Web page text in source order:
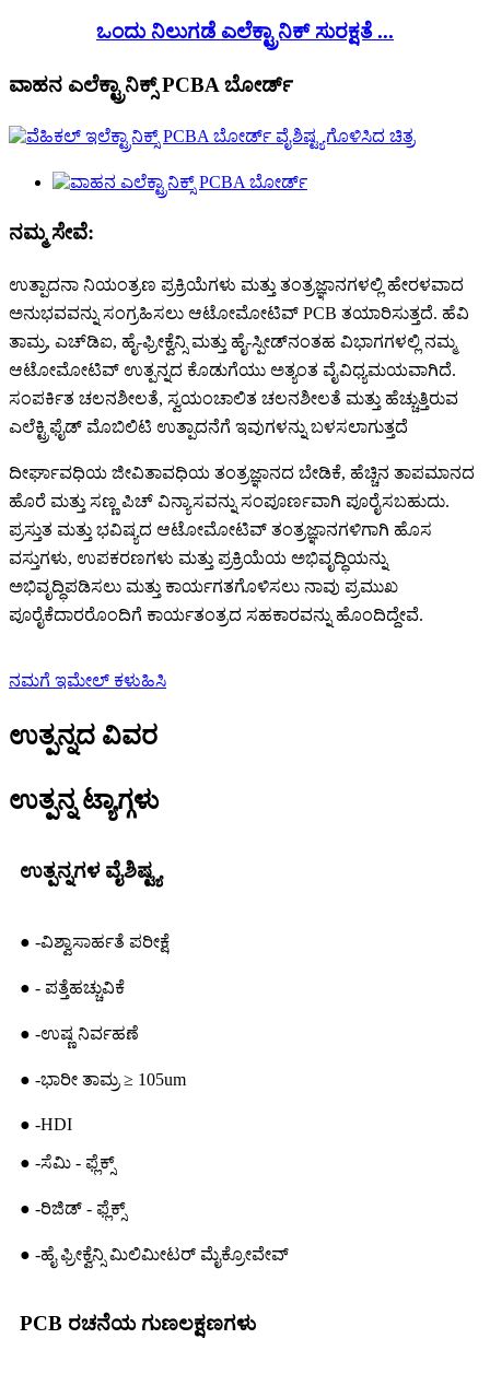
ಒಂದು ನಿಲುಗಡೆ ಎಲೆಕ್ಟ್ರಾನಿಕ್ ಸುರಕ್ಷತೆ ...
ವಾಹನ ಎಲೆಕ್ಟ್ರಾನಿಕ್ಸ್ PCBA ಬೋರ್ಡ್
ನಮ್ಮ ಸೇವೆ:
ಉತ್ಪಾದನಾ ನಿಯಂತ್ರಣ ಪ್ರಕ್ರಿಯೆಗಳು ಮತ್ತು ತಂತ್ರಜ್ಞಾನಗಳಲ್ಲಿ ಹೇರಳವಾದ
ಅನುಭವವನ್ನು ಸಂಗ್ರಹಿಸಲು ಆಟೋಮೋಟಿವ್ PCB ತಯಾರಿಸುತ್ತದೆ. ಹೆವಿ
ತಾಮ್ರ, ಎಚ್‌ಡಿಐ, ಹೈ-ಫ್ರೀಕ್ವೆನ್ಸಿ ಮತ್ತು ಹೈ-ಸ್ಪೀಡ್‌ನಂತಹ ವಿಭಾಗಗಳಲ್ಲಿ ನಮ್ಮ
ಆಟೋಮೋಟಿವ್ ಉತ್ಪನ್ನದ ಕೊಡುಗೆಯು ಅತ್ಯಂತ ವೈವಿಧ್ಯಮಯವಾಗಿದೆ.
ಸಂಪರ್ಕಿತ ಚಲನಶೀಲತೆ, ಸ್ವಯಂಚಾಲಿತ ಚಲನಶೀಲತೆ ಮತ್ತು ಹೆಚ್ಚುತ್ತಿರುವ
ಎಲೆಕ್ಟ್ರಿಫೈಡ್ ಮೊಬಿಲಿಟಿ ಉತ್ಪಾದನೆಗೆ ಇವುಗಳನ್ನು ಬಳಸಲಾಗುತ್ತದೆ
ದೀರ್ಘಾವಧಿಯ ಜೀವಿತಾವಧಿಯ ತಂತ್ರಜ್ಞಾನದ ಬೇಡಿಕೆ, ಹೆಚ್ಚಿನ ತಾಪಮಾನದ
ಹೊರೆ ಮತ್ತು ಸಣ್ಣ ಪಿಚ್ ವಿನ್ಯಾಸವನ್ನು ಸಂಪೂರ್ಣವಾಗಿ ಪೂರೈಸಬಹುದು.
ಪ್ರಸ್ತುತ ಮತ್ತು ಭವಿಷ್ಯದ ಆಟೋಮೋಟಿವ್ ತಂತ್ರಜ್ಞಾನಗಳಿಗಾಗಿ ಹೊಸ
ವಸ್ತುಗಳು, ಉಪಕರಣಗಳು ಮತ್ತು ಪ್ರಕ್ರಿಯೆಯ ಅಭಿವೃದ್ಧಿಯನ್ನು
ಅಭಿವೃದ್ಧಿಪಡಿಸಲು ಮತ್ತು ಕಾರ್ಯಗತಗೊಳಿಸಲು ನಾವು ಪ್ರಮುಖ
ಪೂರೈಕೆದಾರರೊಂದಿಗೆ ಕಾರ್ಯತಂತ್ರದ ಸಹಕಾರವನ್ನು ಹೊಂದಿದ್ದೇವೆ.
ನಮಗೆ ಇಮೇಲ್ ಕಳುಹಿಸಿ
ಉತ್ಪನ್ನದ ವಿವರ
ಉತ್ಪನ್ನ ಟ್ಯಾಗ್ಗಳು
ಉತ್ಪನ್ನಗಳ ವೈಶಿಷ್ಟ್ಯ
● -ವಿಶ್ವಾಸಾರ್ಹತೆ ಪರೀಕ್ಷೆ
● - ಪತ್ತೆಹಚ್ಚುವಿಕೆ
● -ಉಷ್ಣ ನಿರ್ವಹಣೆ
● -ಭಾರೀ ತಾಮ್ರ ≥ 105um
● -HDI
● -ಸೆಮಿ - ಫ್ಲೆಕ್ಸ್
● -ರಿಜಿಡ್ - ಫ್ಲೆಕ್ಸ್
● -ಹೈ ಫ್ರೀಕ್ವೆನ್ಸಿ ಮಿಲಿಮೀಟರ್ ಮೈಕ್ರೋವೇವ್
PCB ರಚನೆಯ ಗುಣಲಕ್ಷಣಗಳು